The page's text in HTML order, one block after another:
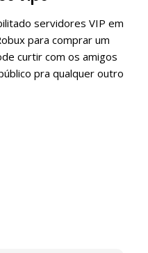
servidores VIP em
para comprar um
curtir com os amigos
pra qualquer outro